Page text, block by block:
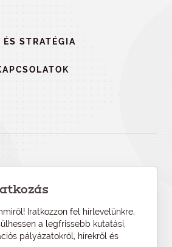
STRATÉGIA
Iratkozzon fel hírlevelünkre,
a legfrissebb kutatási,
pályázatokról, hírekről és